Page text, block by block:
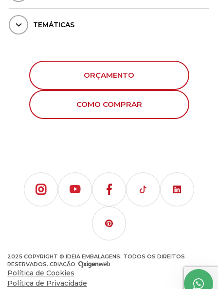
TEMÁTICAS
ORÇAMENTO
COMO COMPRAR
2025 COPYRIGHT © IDEIA EMBALAGENS. TODOS OS DIREITOS
RESERVADOS. CRIAÇÃO
Política de Cookies
Política de Privacidade